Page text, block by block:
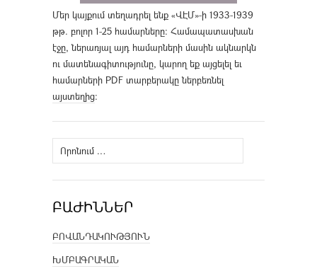
Մեր կայքում տեղադրել ենք «ՎԷՄ»-ի 1933-1939
թթ. բոլոր 1-25 համարները։ Համապատասխան
էջը, ներառյալ այդ համարների մասին ակնարկն
ու մատենագիտությունը, կարող եք այցելել եւ
համարների PDF տարբերակը ներբեռնել
այստեղից։
Որոնել՝
ԲԱԺԻՆՆԵՐ
ԲՈՎԱՆԴԱԿՈՒԹՅՈՒՆ
ԽՄԲԱԳՐԱԿԱՆ